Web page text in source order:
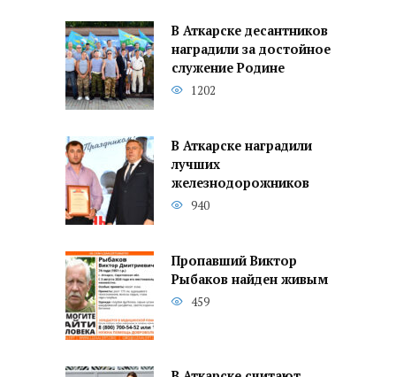
В Аткарске десантников
наградили за достойное
служение Родине
1202
В Аткарске наградили
лучших
железнодорожников
940
Пропавший Виктор
Рыбаков найден живым
459